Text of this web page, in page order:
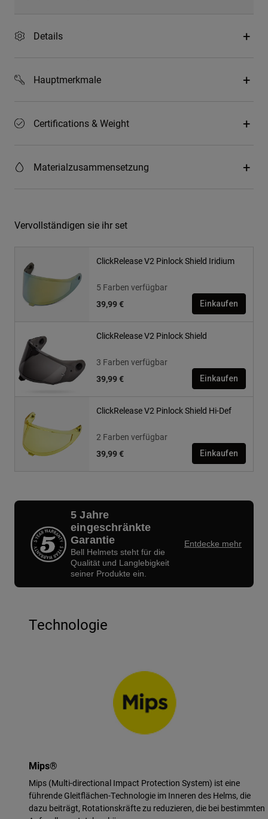
Details
Hauptmerkmale
Certifications & Weight
Materialzusammensetzung
Vervollständigen sie ihr set
ClickRelease V2 Pinlock Shield Iridium
5 Farben verfügbar
39,99 €
Einkaufen
ClickRelease V2 Pinlock Shield
3 Farben verfügbar
39,99 €
Einkaufen
ClickRelease V2 Pinlock Shield Hi-Def
2 Farben verfügbar
39,99 €
Einkaufen
5 Jahre
eingeschränkte
Garantie
Bell Helmets steht für die
Qualität und Langlebigkeit
seiner Produkte ein.
Entdecke mehr
Technologie
Mips®
Mips (Multi-directional Impact Protection System) ist eine
führende Gleitflächen-Technologie im Inneren des Helms, die
dazu beiträgt, Rotationskräfte zu reduzieren, die bei bestimmten